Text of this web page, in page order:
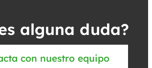
alguna duda?
con nuestro equipo